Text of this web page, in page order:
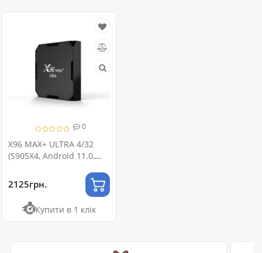
0
X96 MAX+ ULTRA 4/32
(S905X4, Android 11.0,
2125грн.
Купити в 1 клік